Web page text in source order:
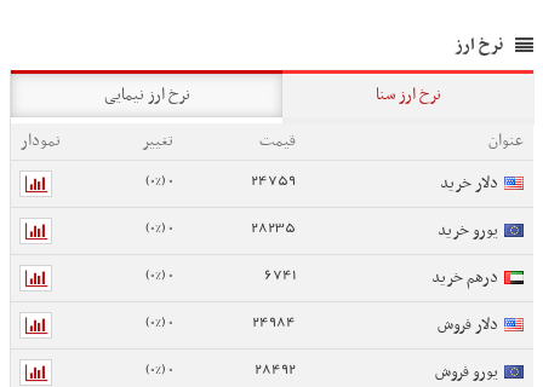
نرخ ارز
نرخ ارز سنا
نرخ ارز نیمایی
عنوان
قیمت تغییر
نمودار
دلار خرید
24759
0 (0%)
یورو خرید 28235
0 (0%)
درهم خرید 6741
0 (0%)
دلار فروش 24984
0 (0%)
یورو فروش 28492
0 (0%)